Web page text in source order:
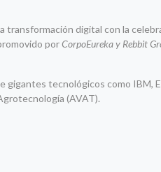
digital con la
porCorpoEureka y Rebbit
gigantes tecnológicos como IBM,
(AVAT).